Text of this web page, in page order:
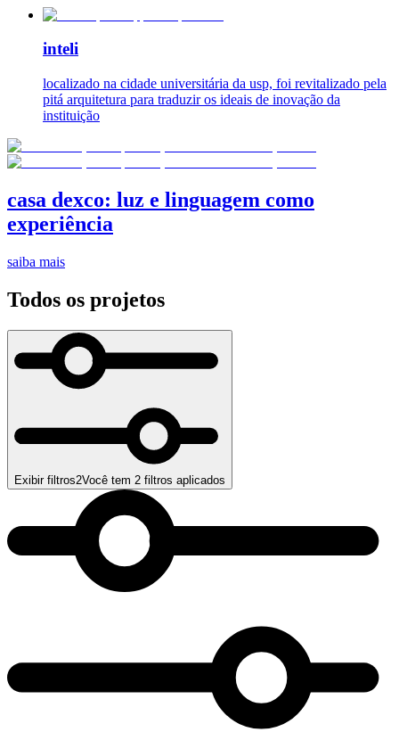
inteli
localizado na cidade universitária da usp, foi revitalizado pela
pitá arquitetura para traduzir os ideais de inovação da
instituição
casa dexco: luz e linguagem como
experiência
saiba mais
Todos os projetos
Exibir filtros2Você tem 2 filtros aplicados